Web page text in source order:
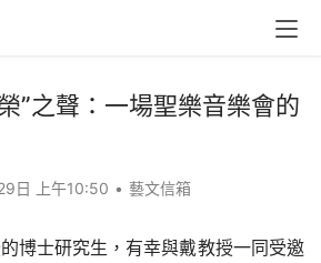
”之聲：一場聖樂音樂會的
日 上午10:50 • 藝文信箱
博士研究生，有幸與戴教授一同受邀